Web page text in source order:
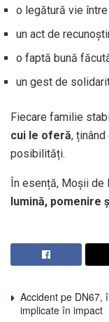
o legătură vie
un act de
o faptă bună
un gest de
Fiecare familie
cui le oferă,
posibilități.
În esență, Moșii de
lumină, pomenire
Accident pe DN67,
implicate în impact